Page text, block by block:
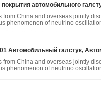
покрытия автомобильного
from China and overseas jointly
phenomenon of neutrino
Автомобильный галстук,
from China and overseas jointly
phenomenon of neutrino